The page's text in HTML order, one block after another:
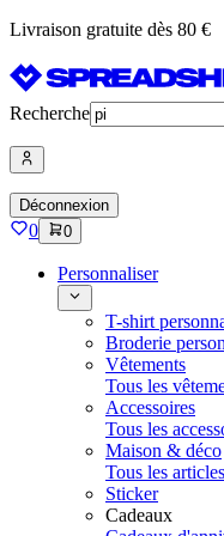
Livraison gratuite dès 80 €
Recherche
Déconnexion
0 0
Personnaliser
T-shirt
Broderie
Vêtements
Tous les
Accessoires
Tous les
Maison & déco
Tous les articles
Sticker
Cadeaux